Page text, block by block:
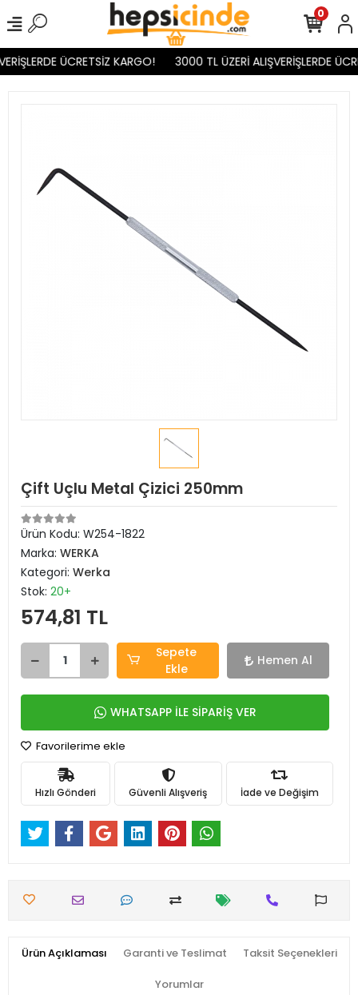
ÜCRETSİZ KARGO! 3000 TL ÜZERİ ALIŞVERİŞLERDE
0
Çift Uçlu Metal Çizici 250mm
Ürün Kodu: W254-1822
Marka: WERKA
Kategori: Werka
Stok: 20+
574,81 TL
Sepete
Ekle
Hemen Al
WHATSAPP İLE SİPARİŞ VER
Favorilerime ekle
Hızlı Gönderi Güvenli Alışveriş İade ve Değişim
Ürün Açıklaması Garanti ve Teslimat Taksit Seçenekleri
Yorumlar